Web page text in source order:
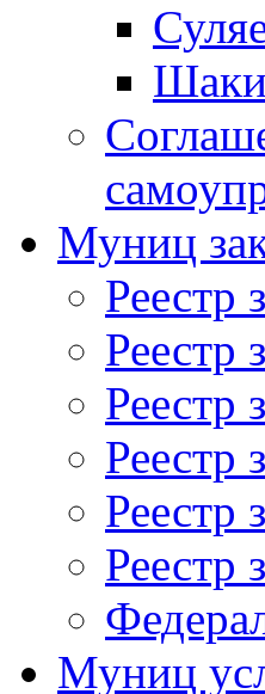
Муниц
Реестр
Реестр
Реестр
Реестр
Реестр
Реестр
Муниц